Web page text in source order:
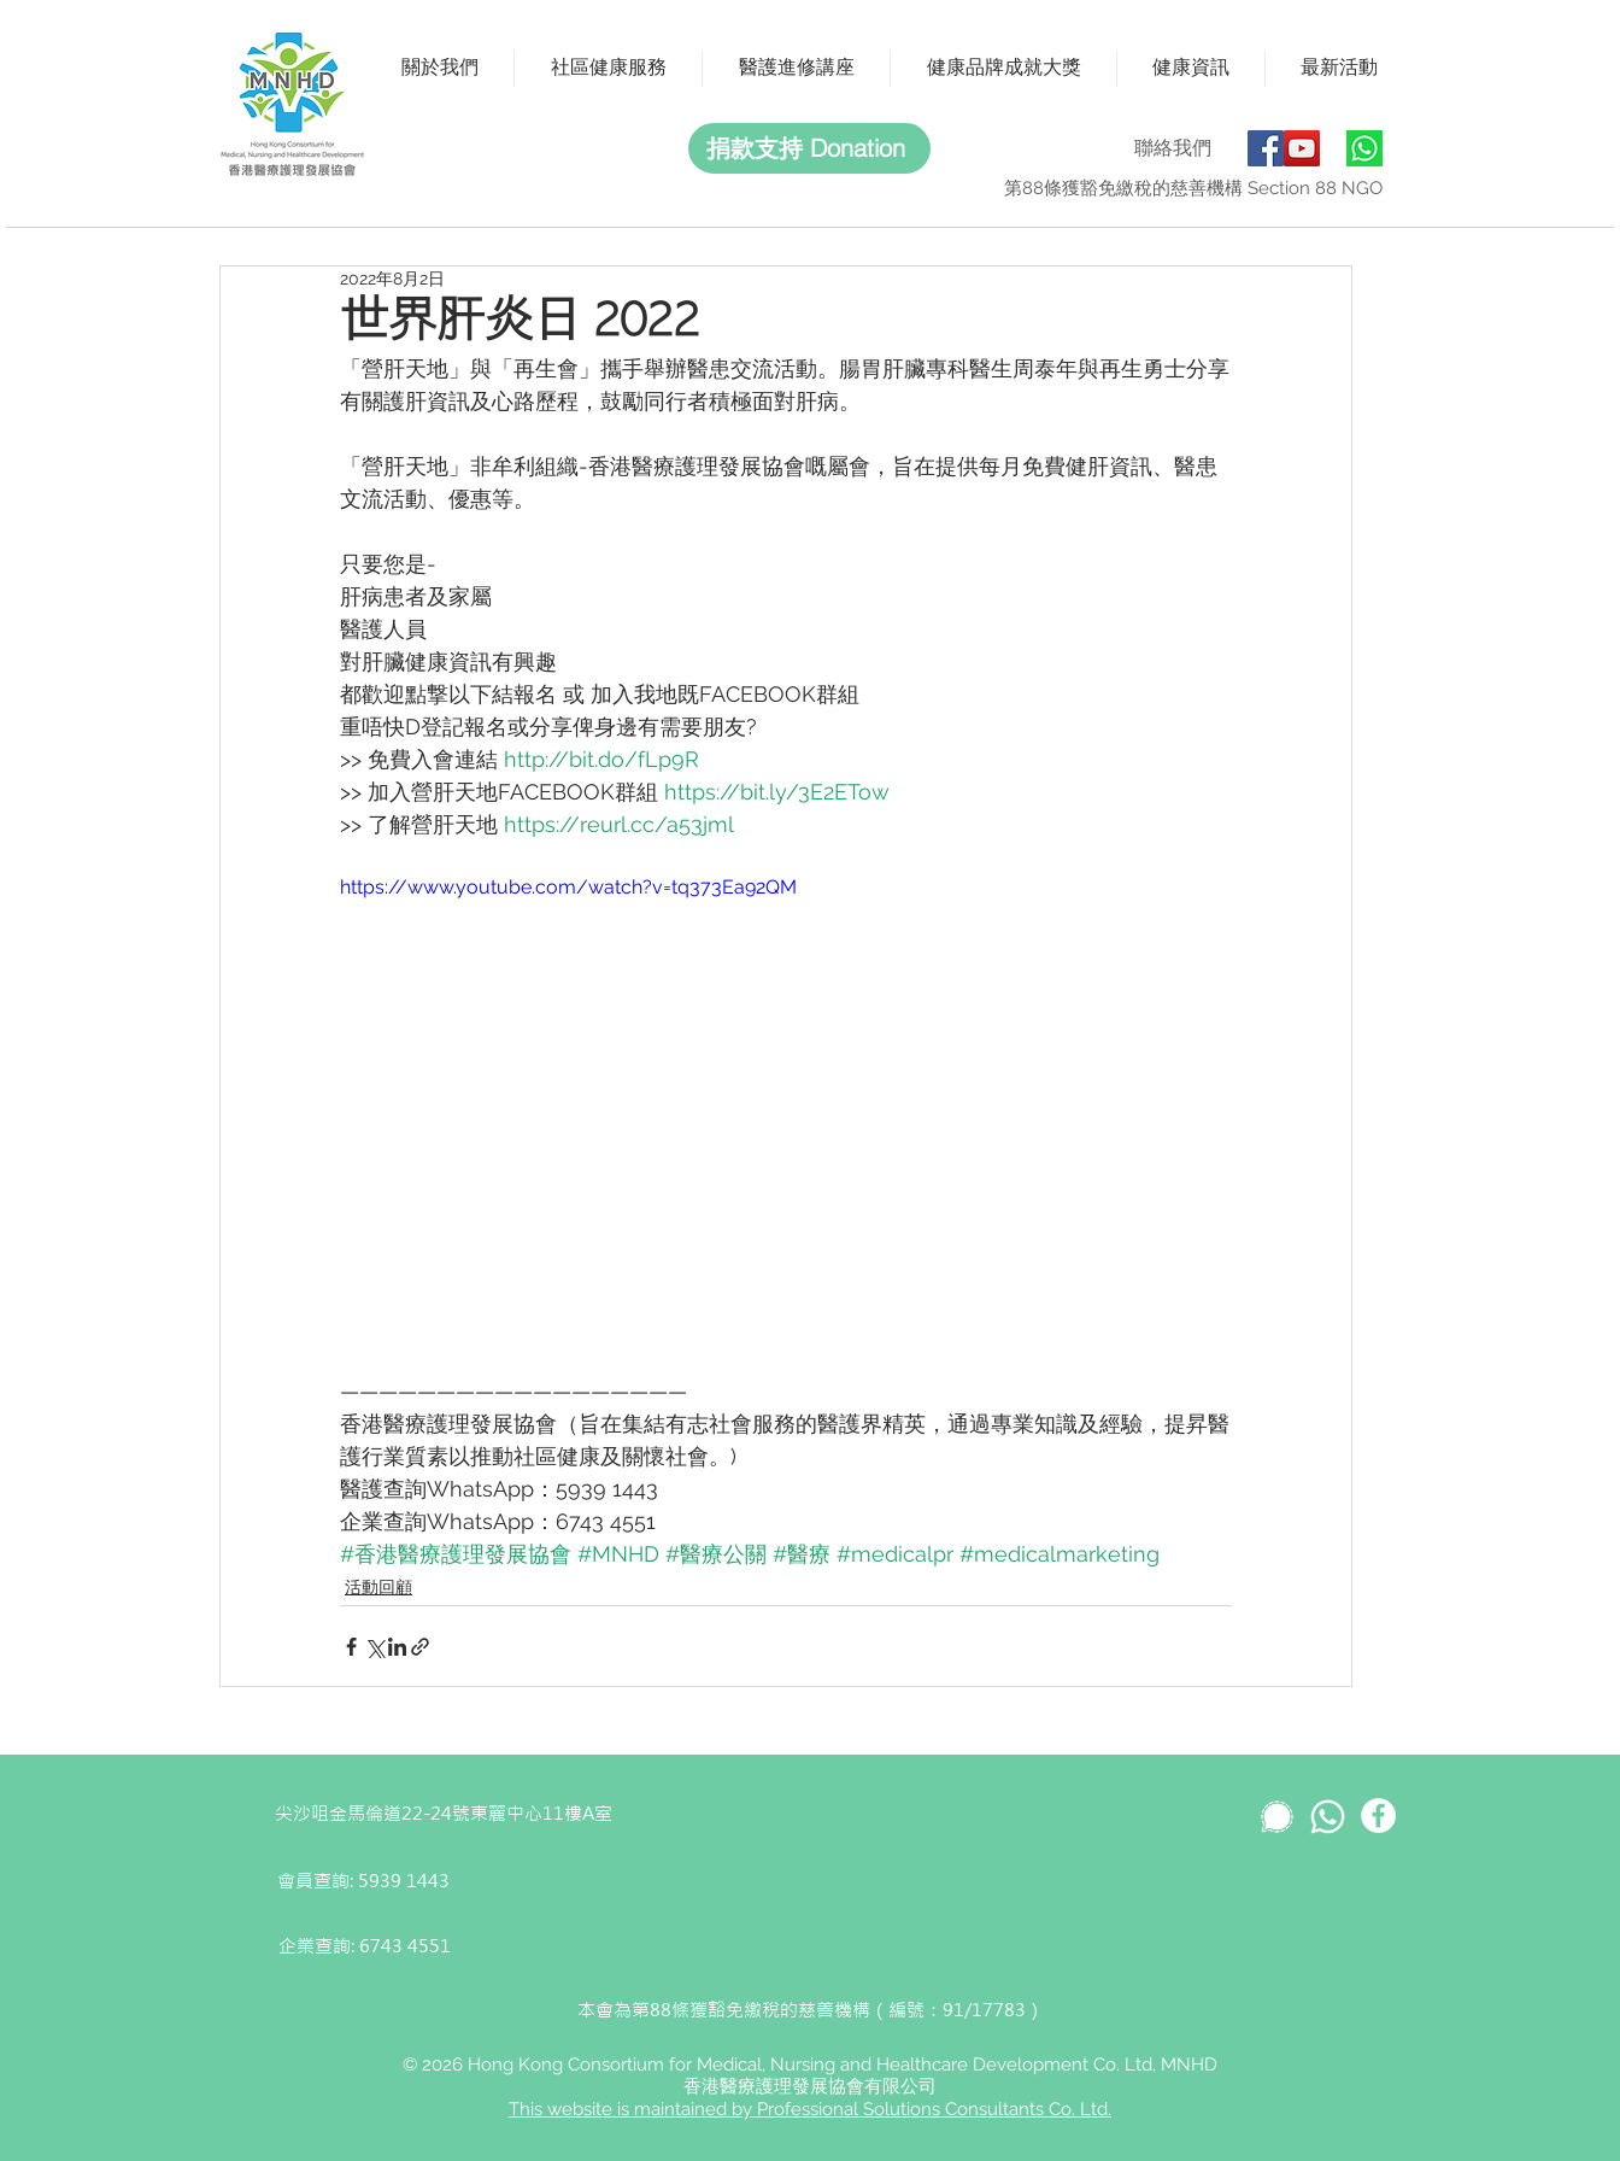
關於我們 社區健康服務 醫護進修講座 健康品牌成就大獎 健康資訊 最新活動
捐款支持 Donation 聯絡我們
第88條獲豁免繳稅的慈善機構 Section 88 NGO
世界肝炎日 2022
2022年8月2日
「營肝天地」與「再生會」攜手舉辦醫患交流活動。腸胃肝臟專科醫生周泰年與再生勇士分享
有關護肝資訊及心路歷程，鼓勵同行者積極面對肝病。
「營肝天地」非牟利組織-香港醫療護理發展協會嘅屬會，旨在提供每月免費健肝資訊、醫患
文流活動、優惠等。
只要您是-
肝病患者及家屬
醫護人員
對肝臟健康資訊有興趣
都歡迎點撃以下結報名 或 加入我地既FACEBOOK群組
重唔快D登記報名或分享俾身邊有需要朋友?
>> 免費入會連結 http://bit.do/fLp9R
>> 加入營肝天地FACEBOOK群組 https://bit.ly/3E2ETow
>> 了解營肝天地 https://reurl.cc/a53jml
https://www.youtube.com/watch?v=tq373Ea92QM
——————————————————
香港醫療護理發展協會（旨在集結有志社會服務的醫護界精英，通過專業知識及經驗，提昇醫
護行業質素以推動社區健康及關懷社會。)
醫護查詢WhatsApp：5939 1443
企業查詢WhatsApp：6743 4551
#香港醫療護理發展協會 #MNHD #醫療公關 #醫療 #medicalpr #medicalmarketing
活動回顧
尖沙咀金馬倫道22-24號東麗中心11樓A室
會員查詢: 5939 1443
企業查詢: 6743 4551
本會為第88條獲豁免繳稅的慈善機構（編號：91/17783）
© 2026 Hong Kong Consortium for Medical, Nursing and Healthcare Development Co. Ltd, MNHD
香港醫療護理發展協會有限公司
This website is maintained by Professional Solutions Consultants Co. Ltd.